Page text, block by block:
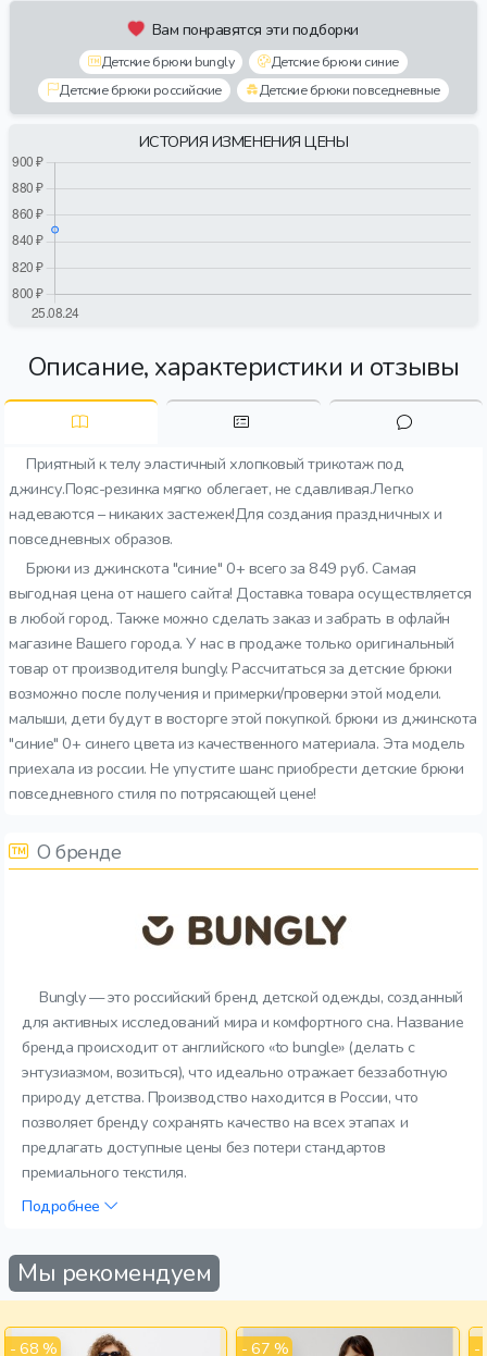
Вам понравятся эти подборки
Детские брюки bungly
Детские брюки синие
Детские брюки российские
Детские брюки повседневные
ИСТОРИЯ ИЗМЕНЕНИЯ ЦЕНЫ
Описание, характеристики и отзывы
Приятный к телу эластичный хлопковый трикотаж под
джинсу.Пояс-резинка мягко облегает, не сдавливая.Легко
надеваются – никаких застежек!Для создания праздничных и
повседневных образов.
Брюки из джинскота "синие" 0+ всего за 849 руб. Самая
выгодная цена от нашего сайта! Доставка товара осуществляется
в любой город. Также можно сделать заказ и забрать в офлайн
магазине Вашего города. У нас в продаже только оригинальный
товар от производителя bungly. Рассчитаться за детские брюки
возможно после получения и примерки/проверки этой модели.
малыши, дети будут в восторге этой покупкой. брюки из джинскота
"синие" 0+ синего цвета из качественного материала. Эта модель
приехала из россии. Не упустите шанс приобрести детские брюки
повседневного стиля по потрясающей цене!
О бренде
Bungly — это российский бренд детской одежды, созданный
для активных исследований мира и комфортного сна. Название
бренда происходит от английского «to bungle» (делать с
энтузиазмом, возиться), что идеально отражает беззаботную
природу детства. Производство находится в России, что
позволяет бренду сохранять качество на всех этапах и
предлагать доступные цены без потери стандартов
премиального текстиля.
Подробнее
Мы рекомендуем
- 68 % - 67 % -